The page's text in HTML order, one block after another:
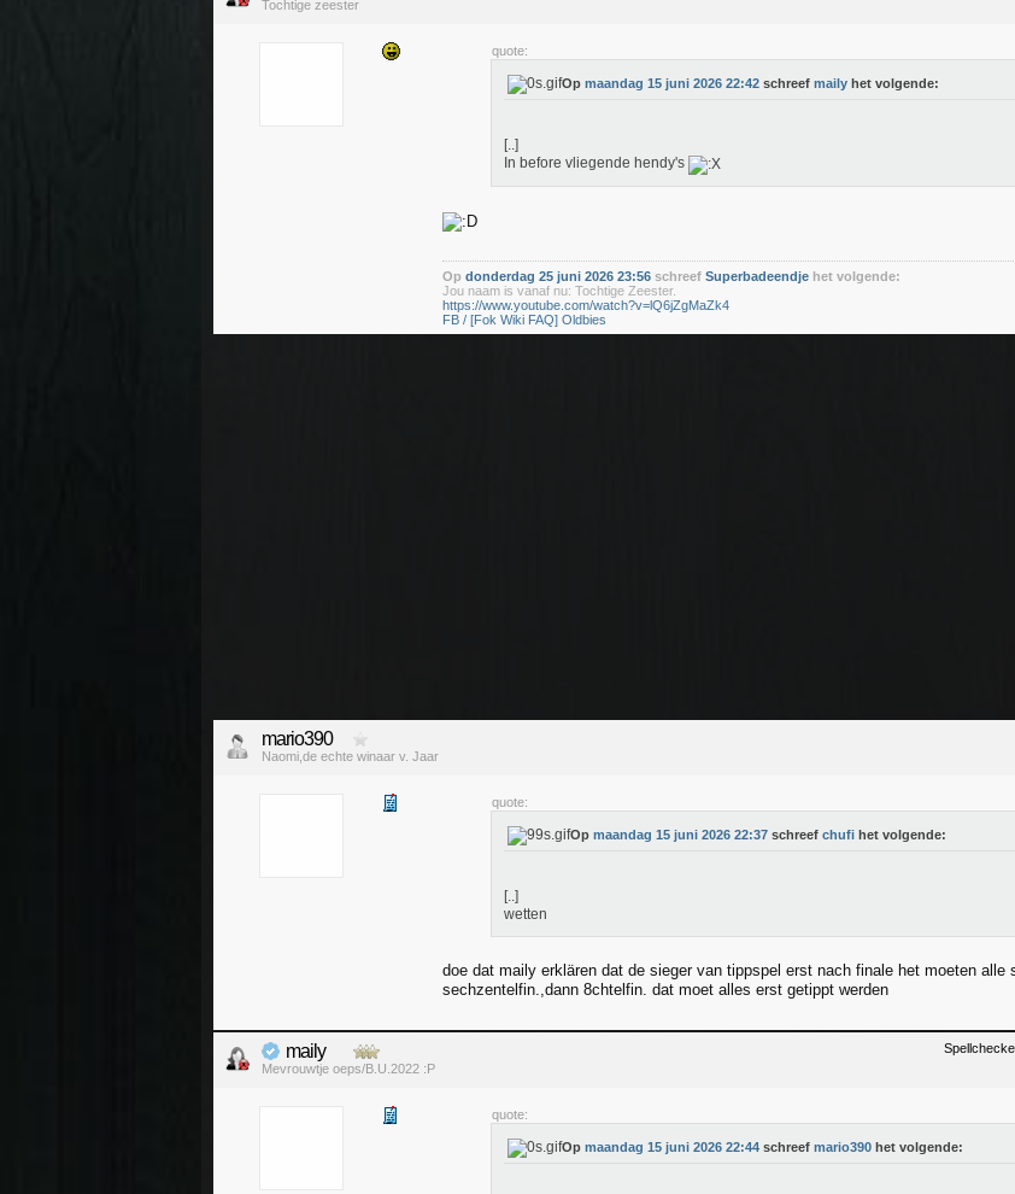
Tochtige zeester
quote:
Op maandag 15 juni 2026 22:42 schreef maily het volgende:
[..]
In before vliegende hendy's
Op donderdag 25 juni 2026 23:56 schreef Superbadeendje het volgende:
Jou naam is vanaf nu: Tochtige Zeester.
https://www.youtube.com/watch?v=lQ6jZgMaZk4
FB / [Fok Wiki FAQ] Oldbies
mario390
Naomi,de echte winaar v. Jaar
quote:
Op maandag 15 juni 2026 22:37 schreef chufi het volgende:
[..]
wetten
doe dat maily erklären dat de sieger van tippspel erst nach finale het moeten
sechzentelfin.,dann 8chtelfin. dat moet alles erst getippt werden
maily
Mevrouwtje oeps/B.U.2022 :P
quote:
Op maandag 15 juni 2026 22:44 schreef mario390 het volgende: